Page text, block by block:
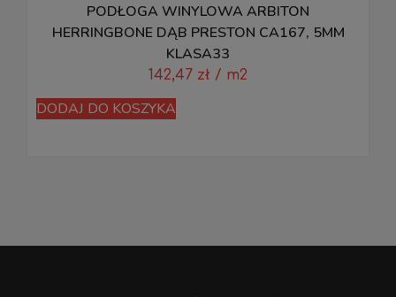
PODŁOGA WINYLOWA ARBITON
HERRINGBONE DĄB PRESTON CA167, 5MM
KLASA33
142,47 zł / m2
DODAJ DO KOSZYKA